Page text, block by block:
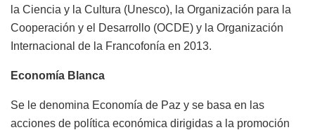
la Ciencia y la Cultura (Unesco), la Organización para la
Cooperación y el Desarrollo (OCDE) y la Organización
Internacional de la Francofonía en 2013.
Economía Blanca
Se le denomina Economía de Paz y se basa en las
acciones de política económica dirigidas a la promoción